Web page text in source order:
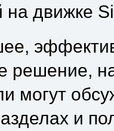
движке
решение,
могут
и